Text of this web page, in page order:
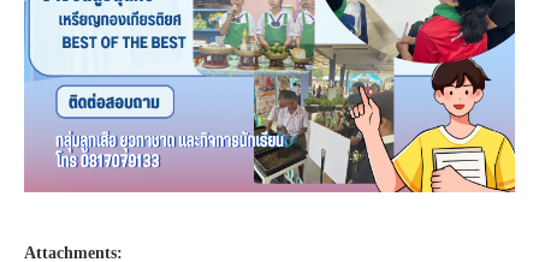
Attachments: